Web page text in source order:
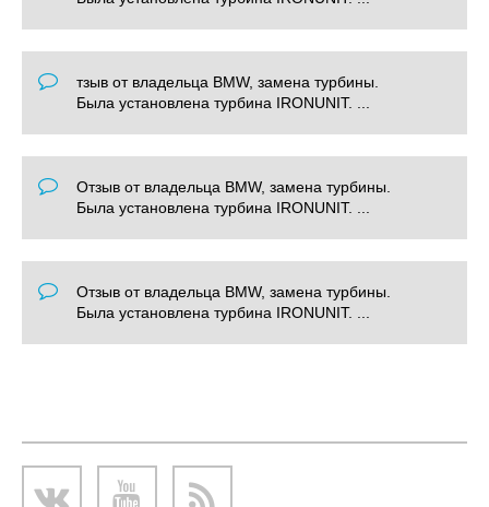
тзыв от владельца BMW, замена турбины.
Была установлена турбина IRONUNIT. ...
Отзыв от владельца BMW, замена турбины.
Была установлена турбина IRONUNIT. ...
Отзыв от владельца BMW, замена турбины.
Была установлена турбина IRONUNIT. ...